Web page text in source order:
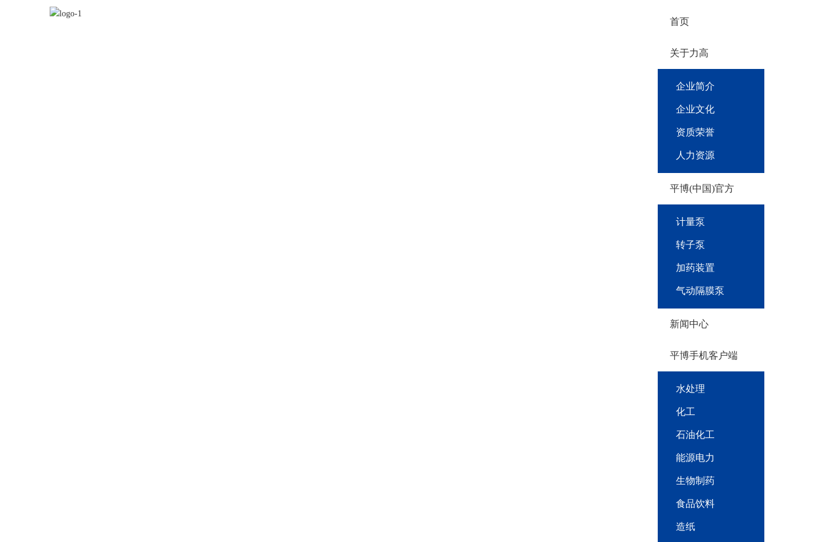
首页
关于力高
企业简介
企业文化
资质荣誉
人力资源
平博(中国)官方
计量泵
转子泵
加药装置
气动隔膜泵
新闻中心
平博手机客户端
水处理
化工
石油化工
能源电力
生物制药
食品饮料
造纸